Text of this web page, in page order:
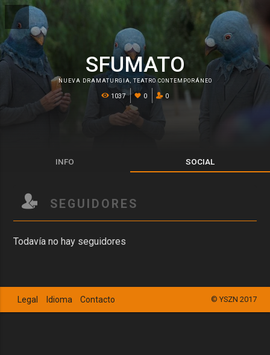
SFUMATO
NUEVA DRAMATURGIA, TEATRO CONTEMPORÁNEO
1037 0 0
INFO SOCIAL
SEGUIDORES
Todavía no hay seguidores
© YSZN 2017
Legal Idioma Contacto